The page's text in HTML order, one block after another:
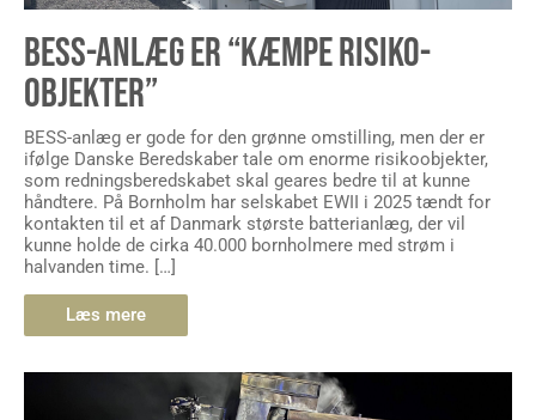
BESS-ANLÆG ER “KÆMPE RISIKO-
OBJEKTER”
BESS-anlæg er gode for den grønne omstilling, men der er
ifølge Danske Beredskaber tale om enorme risikoobjekter,
som redningsberedskabet skal geares bedre til at kunne
håndtere. På Bornholm har selskabet EWII i 2025 tændt for
kontakten til et af Danmark største batterianlæg, der vil
kunne holde de cirka 40.000 bornholmere med strøm i
halvanden time. […]
Læs mere